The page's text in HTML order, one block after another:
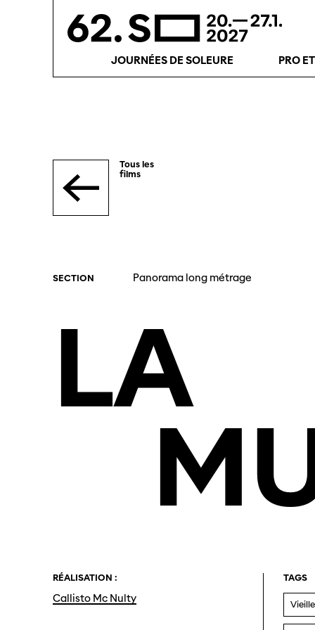
JOURNÉES DE SOLEURE PRO
Tous les
films
SECTION Panorama long métrage
LA
RÉALISATION :
Callisto Mc Nulty
TAGS